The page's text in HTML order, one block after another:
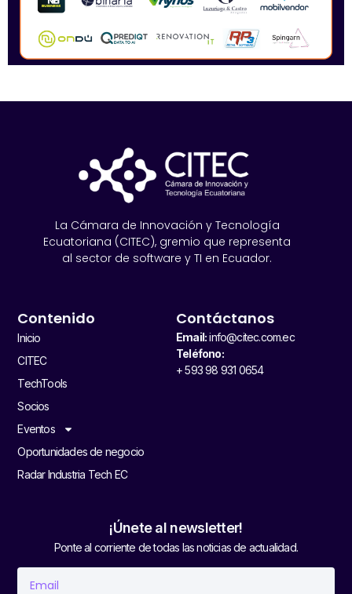
La Cámara de Innovación y Tecnología
Ecuatoriana (CITEC), gremio que representa
al sector de software y TI en Ecuador.
Contenido
Inicio
CITEC
TechTools
Socios
Eventos
Oportunidades de negocio
Radar Industria Tech EC
Contáctanos
Email:info@citec.com.ec
Teléfono:
+ 593 98 931 0654
¡Únete al newsletter!
Ponte al corriente de todas las noticias de actualidad.